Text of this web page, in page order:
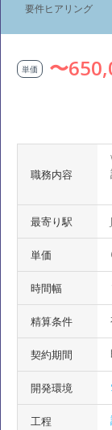
要件ヒアリング
単価 〜
職務内容
最寄り駅
単価
時間幅
精算条件
契約期間
開発環境
工程